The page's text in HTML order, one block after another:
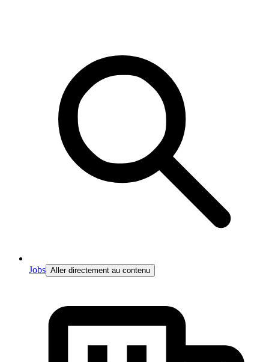
Jobs Aller directement au contenu